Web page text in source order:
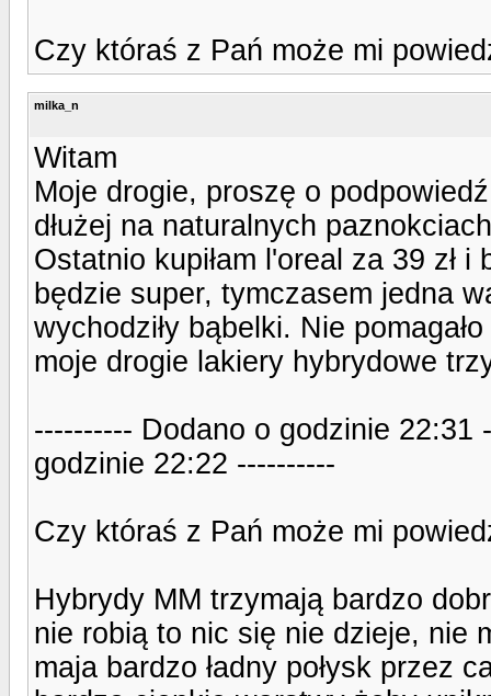
Czy któraś z Pań może mi
milka_n
Witam
Moje drogie, proszę o
dłużej na naturalnych
Ostatnio kupiłam l'oreal za 39 zł
będzie super, tymczasem jedna
wychodziły bąbelki. Nie
moje drogie lakiery hybrydowe
---------- Dodano o godzinie 22:31
godzinie 22:22 ----------
Czy któraś z Pań może mi
Hybrydy MM trzymają bardzo
nie robią to nic się nie dzieje, nie
maja bardzo ładny połysk przez